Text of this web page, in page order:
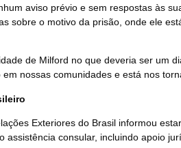
aviso prévio e sem respostas às
sobre o motivo da prisão, onde ele
de Milford no que deveria ser um
nossas comunidades e está nos
Exteriores do Brasil informou
assistência consular, incluindo apoio